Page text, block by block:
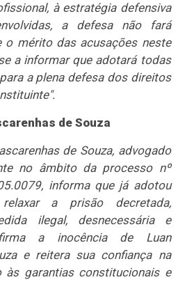
à estratégia defensiva
a defesa não fará
o mérito das acusações neste
a informar que adotará todas
a plena defesa dos direitos
de Souza
de Souza, advogado
no âmbito da processo nº
informa que já adotou
a prisão decretada,
ilegal, desnecessária e
a inocência de Luan
e reitera sua confiança na
garantias constitucionais e